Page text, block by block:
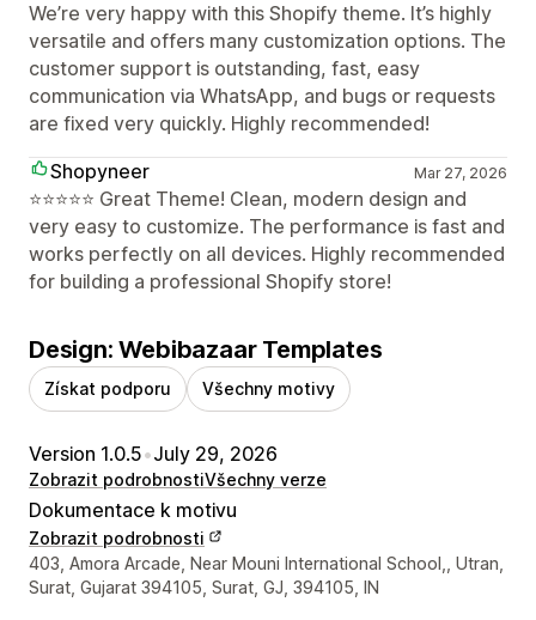
We’re very happy with this Shopify theme. It’s highly
versatile and offers many customization options. The
customer support is outstanding, fast, easy
communication via WhatsApp, and bugs or requests
are fixed very quickly. Highly recommended!
Shopyneer
Mar 27, 2026
⭐⭐⭐⭐⭐ Great Theme! Clean, modern design and
very easy to customize. The performance is fast and
works perfectly on all devices. Highly recommended
for building a professional Shopify store!
Design: Webibazaar Templates
Získat podporu Všechny motivy
Version 1.0.5•July 29, 2026
Zobrazit podrobnostiVšechny verze
Dokumentace k motivu
Zobrazit podrobnosti
Kontaktní údaje designéra
403, Amora Arcade, Near Mouni International School,, Utran,
Surat, Gujarat 394105, Surat, GJ, 394105, IN